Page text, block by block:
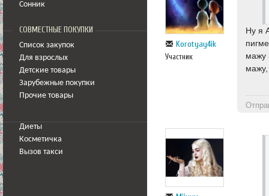
Сонник
СОВМЕСТНЫЕ ПОКУПКИ
Список закупок
Для взрослых
Детские товары
Зарубежные покупки
Прочие товары
Диеты
Косметичка
Вызов такси
Korotyay4ik
Участник
Ну я
мажу
мажу,